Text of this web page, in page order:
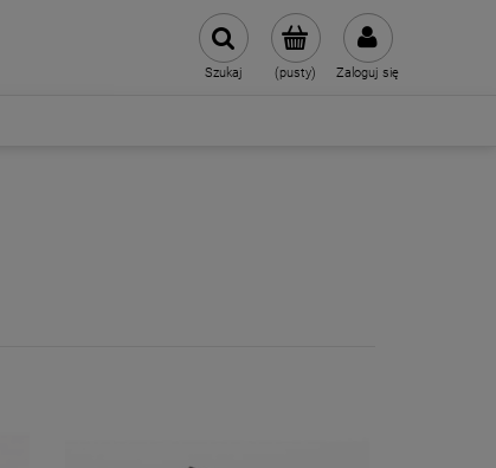
(pusty) Zaloguj się
Szukaj